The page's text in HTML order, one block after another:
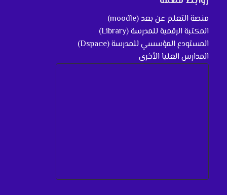
منصة التعلم عن بعد (moodle)
المكتبة الرقمية للمدرسة (Library)
المستودع المؤسسي للمدرسة (Dspace)
المدارس العليا الأخرى